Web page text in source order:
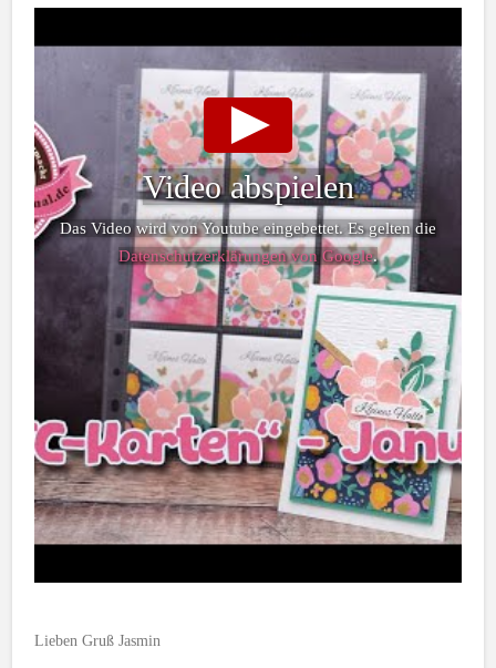
Video abspielen
Das Video wird von Youtube eingebettet. Es gelten die
Datenschutzerklärungen von Google.
Lieben Gruß Jasmin